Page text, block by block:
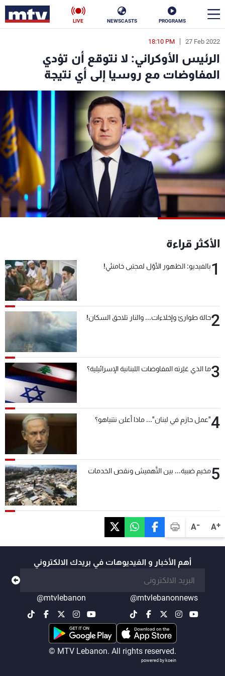
PROGRAMS
NEWSCASTS
LIVE
A+
A-
27 Feb 2022
18:10 PM
الرئيس الأوكراني: لا نتوقع أن تؤدي
المفاوضات مع روسيا إلى أي نتيجة
الأكثر قراءة
1بالفيديو: الظهور الأوّل لمجتبى خامنئي!
2حالة طوارئ وإخلاءات... والنار تلاحق السكان!
3ما الذي غيّرته المفاوضات اللبنانية الإسرائيلية؟
4"عمل حازم في لبنان"... ماذا أعلن نتنياهو؟
5مخيم ضبية... بين التَّهميش ونقص الخدمات
أهم الأخبار و الفيديوهات في بريدك الالكتروني
@mtvlebanonnews
@mtvlebanon
© MTV Lebanon. All rights reserved.
powered by koein
en
الأخبار
سياسة ناس
إقتصاد فن
منوعات رياضة
كأس العالم
البرامج
شاهد البرامج
الترددات
سياسة الخصوصية